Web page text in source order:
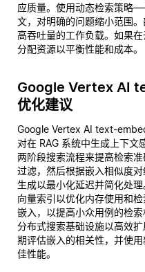
应质量。使用动态检索策略
文，对明确的问题缩小范围
高吞吐量的工作负载。如果
分配资源以平衡性能和成本。
Google Vertex AI
优化建议
Google Vertex AI text-
对在 RAG 系统中生成上下文
两阶段搜索流程来提高检索
过滤，然后根据嵌入相似度
生成以最小化延迟并简化处
向量索引以优化内存使用和
嵌入，以提高小众用例的检
分布式搜索基础设施以高效
期评估嵌入的相关性，并使
佳性能。